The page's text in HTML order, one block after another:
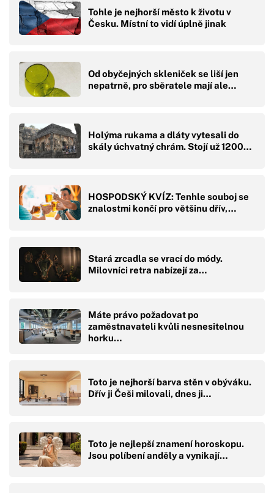
Tohle je nejhorší město k životu v
Česku. Místní to vidí úplně jinak
Od obyčejných skleniček se liší jen
nepatrně, pro sběratele mají ale…
Holýma rukama a dláty vytesali do
skály úchvatný chrám. Stojí už 1200…
HOSPODSKÝ KVÍZ: Tenhle souboj se
znalostmi končí pro většinu dřív,…
Stará zrcadla se vrací do módy.
Milovníci retra nabízejí za…
Máte právo požadovat po
zaměstnavateli kvůli nesnesitelnou
horku…
Toto je nejhorší barva stěn v obýváku.
Dřív ji Češi milovali, dnes ji…
Toto je nejlepší znamení horoskopu.
Jsou políbení anděly a vynikají…